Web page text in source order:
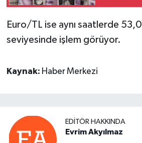
Fiyatları
Euro/TL ise aynı saatlerde
seviyesinde işlem görüyor.
Kaynak: Haber Merkezi
EDITÖR HAKKINDA
Evrim Akyılmaz